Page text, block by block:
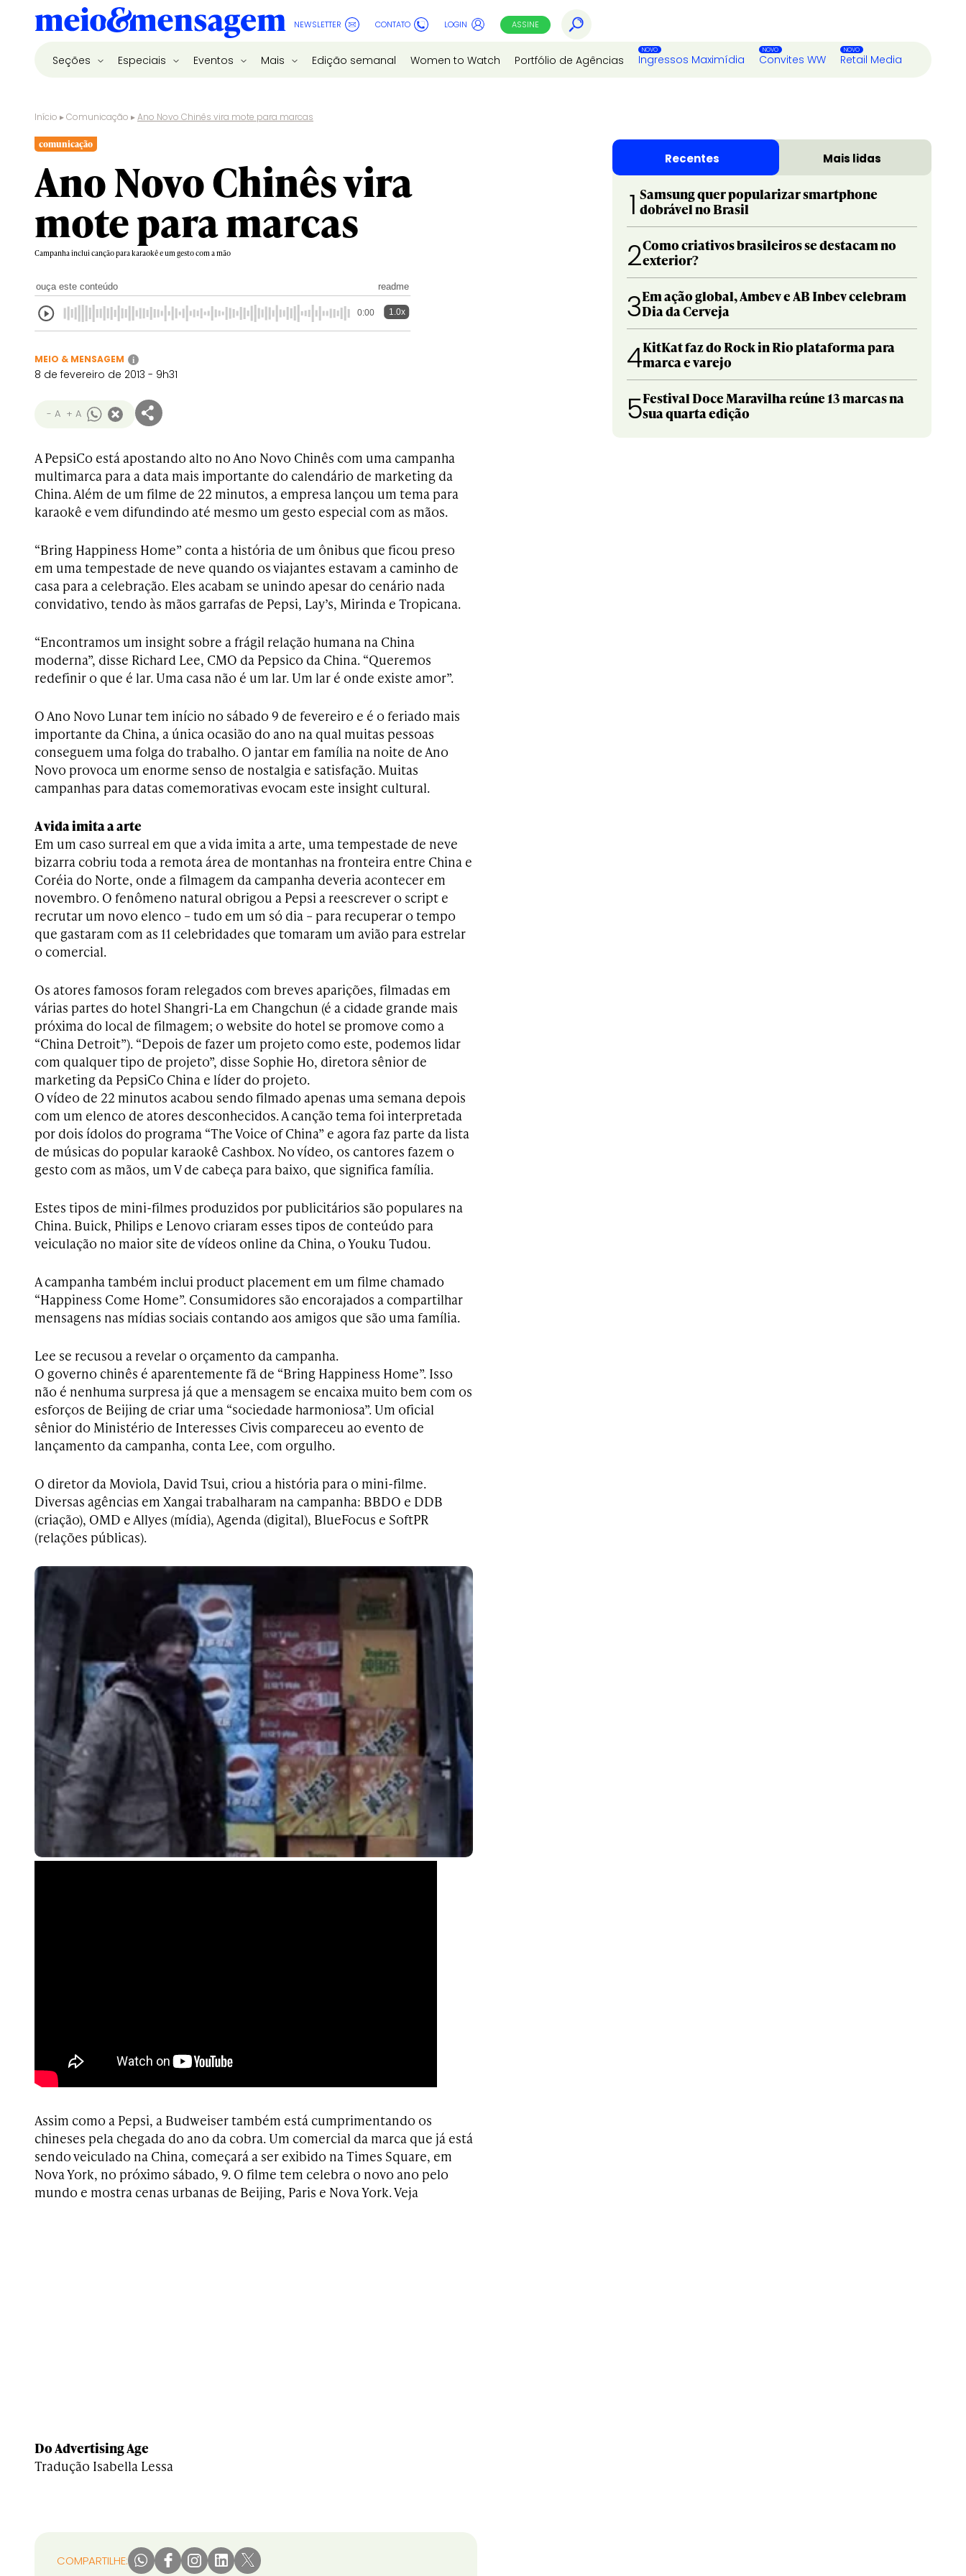
NEWSLETTER CONTATO LOGIN ASSINE
Seções Especiais Eventos Mais Edição semanal Women to Watch Portfólio de Agências Ingressos Maximídia Convites WW Retail Media
Início ▸Comunicação ▸Ano Novo Chinês vira mote para marcas
comunicação
Ano Novo Chinês vira
mote para marcas
Campanha inclui canção para karaokê e um gesto com a mão
ouça este conteúdo readme
0:00 1.0x
MEIO & MENSAGEM i
8 de fevereiro de 2013 - 9h31
- A + A
A PepsiCo está apostando alto no Ano Novo Chinês com uma campanha
multimarca para a data mais importante do calendário de marketing da
China. Além de um filme de 22 minutos, a empresa lançou um tema para
karaokê e vem difundindo até mesmo um gesto especial com as mãos.
“Bring Happiness Home” conta a história de um ônibus que ficou preso
em uma tempestade de neve quando os viajantes estavam a caminho de
casa para a celebração. Eles acabam se unindo apesar do cenário nada
convidativo, tendo às mãos garrafas de Pepsi, Lay’s, Mirinda e Tropicana.
“Encontramos um insight sobre a frágil relação humana na China
moderna”, disse Richard Lee, CMO da Pepsico da China. “Queremos
redefinir o que é lar. Uma casa não é um lar. Um lar é onde existe amor”.
O Ano Novo Lunar tem início no sábado 9 de fevereiro e é o feriado mais
importante da China, a única ocasião do ano na qual muitas pessoas
conseguem uma folga do trabalho. O jantar em família na noite de Ano
Novo provoca um enorme senso de nostalgia e satisfação. Muitas
campanhas para datas comemorativas evocam este insight cultural.
A vida imita a arte
Em um caso surreal em que a vida imita a arte, uma tempestade de neve
bizarra cobriu toda a remota área de montanhas na fronteira entre China e
Coréia do Norte, onde a filmagem da campanha deveria acontecer em
novembro. O fenômeno natural obrigou a Pepsi a reescrever o script e
recrutar um novo elenco – tudo em um só dia – para recuperar o tempo
que gastaram com as 11 celebridades que tomaram um avião para estrelar
o comercial.
Os atores famosos foram relegados com breves aparições, filmadas em
várias partes do hotel Shangri-La em Changchun (é a cidade grande mais
próxima do local de filmagem; o website do hotel se promove como a
“China Detroit”). “Depois de fazer um projeto como este, podemos lidar
com qualquer tipo de projeto”, disse Sophie Ho, diretora sênior de
marketing da PepsiCo China e líder do projeto.
O vídeo de 22 minutos acabou sendo filmado apenas uma semana depois
com um elenco de atores desconhecidos. A canção tema foi interpretada
por dois ídolos do programa “The Voice of China” e agora faz parte da lista
de músicas do popular karaokê Cashbox. No vídeo, os cantores fazem o
gesto com as mãos, um V de cabeça para baixo, que significa família.
Estes tipos de mini-filmes produzidos por publicitários são populares na
China. Buick, Philips e Lenovo criaram esses tipos de conteúdo para
veiculação no maior site de vídeos online da China, o Youku Tudou.
A campanha também inclui product placement em um filme chamado
“Happiness Come Home”. Consumidores são encorajados a compartilhar
mensagens nas mídias sociais contando aos amigos que são uma família.
Lee se recusou a revelar o orçamento da campanha.
O governo chinês é aparentemente fã de “Bring Happiness Home”. Isso
não é nenhuma surpresa já que a mensagem se encaixa muito bem com os
esforços de Beijing de criar uma “sociedade harmoniosa”. Um oficial
sênior do Ministério de Interesses Civis compareceu ao evento de
lançamento da campanha, conta Lee, com orgulho.
O diretor da Moviola, David Tsui, criou a história para o mini-filme.
Diversas agências em Xangai trabalharam na campanha: BBDO e DDB
(criação), OMD e Allyes (mídia), Agenda (digital), BlueFocus e SoftPR
(relações públicas).
Assim como a Pepsi, a Budweiser também está cumprimentando os
chineses pela chegada do ano da cobra. Um comercial da marca que já está
sendo veiculado na China, começará a ser exibido na Times Square, em
Nova York, no próximo sábado, 9. O filme tem celebra o novo ano pelo
mundo e mostra cenas urbanas de Beijing, Paris e Nova York. Veja
Do Advertising Age
Tradução Isabella Lessa
COMPARTILHE:
Recentes Mais lidas
1 Samsung quer popularizar smartphone
dobrável no Brasil
2Como criativos brasileiros se destacam no
exterior?
3Em ação global, Ambev e AB Inbev celebram
Dia da Cerveja
4KitKat faz do Rock in Rio plataforma para
marca e varejo
5Festival Doce Maravilha reúne 13 marcas na
sua quarta edição